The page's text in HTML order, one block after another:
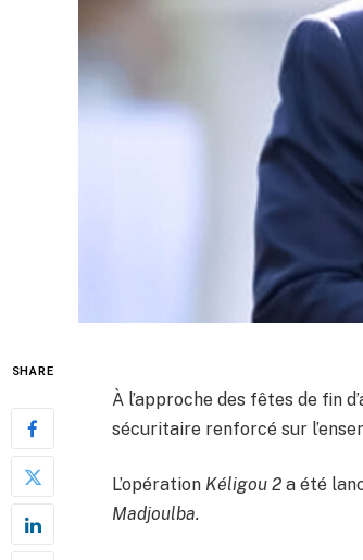
SHARE
À l’approche des fêtes de fin
sécuritaire renforcé sur
L’opération Kéligou 2 a été
Madjoulba.